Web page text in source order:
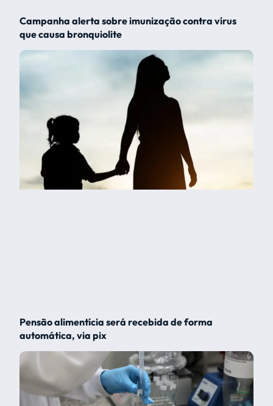
Campanha alerta sobre imunização contra vírus
que causa bronquiolite
Pensão alimentícia será recebida de forma
automática, via pix